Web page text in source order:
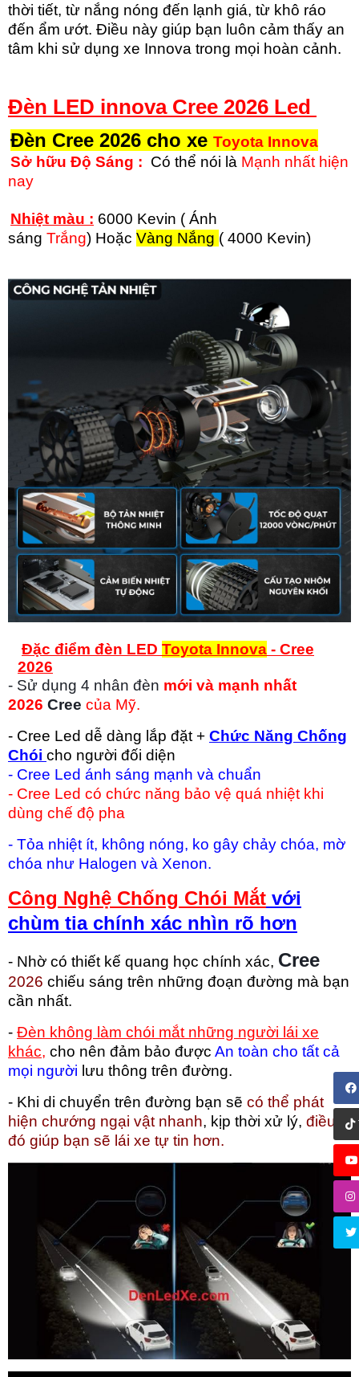
thời tiết, từ nắng nóng đến lạnh giá, từ khô ráo
đến ẩm ướt. Điều này giúp bạn luôn cảm thấy an
tâm khi sử dụng xe Innova trong mọi hoàn cảnh.
Đèn LED innova Cree 2026 Led
Đèn Cree 2026 cho xe Toyota Innova
Sở hữu Độ Sáng : Có thể nói là Mạnh nhất hiện
nay
Nhiệt màu : 6000 Kevin ( Ánh
sáng Trắng) Hoặc Vàng Nắng ( 4000 Kevin)
Đặc điểm đèn LED Toyota Innova - Cree
2026
- Sử dụng 4 nhân đèn mới và mạnh nhất
2026 Cree của Mỹ.
- Cree Led dễ dàng lắp đặt + Chức Năng Chống
Chói cho người đối diện
- Cree Led ánh sáng mạnh và chuẩn
- Cree Led có chức năng bảo vệ quá nhiệt khi
dùng chế độ pha
- Tỏa nhiệt ít, không nóng, ko gây chảy chóa, mờ
chóa như Halogen và Xenon.
Công Nghệ Chống Chói Mắt với
chùm tia chính xác nhìn rõ hơn
- Nhờ có thiết kế quang học chính xác, Cree
2026 chiếu sáng trên những đoạn đường mà bạn
cần nhất.
- Đèn không làm chói mắt những người lái xe
khác, cho nên đảm bảo được An toàn cho tất cả
mọi người lưu thông trên đường.
- Khi di chuyển trên đường bạn sẽ có thể phát
hiện chướng ngại vật nhanh, kịp thời xử lý, điều
đó giúp bạn sẽ lái xe tự tin hơn.